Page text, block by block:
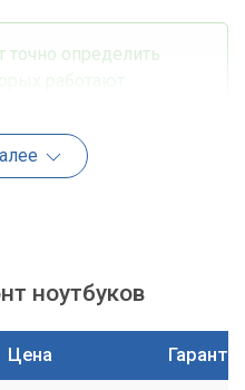
точно определить
как перегрев, на
штатным режимом
ноутбуков
Цена